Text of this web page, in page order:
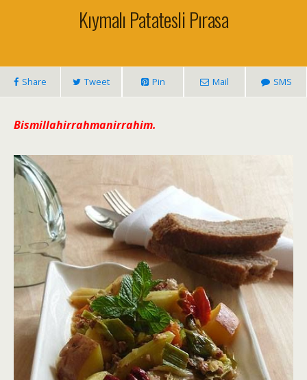
Kıymalı Patatesli Pırasa
Share Tweet Pin Mail SMS
Bismillahirrahmanirrahim.